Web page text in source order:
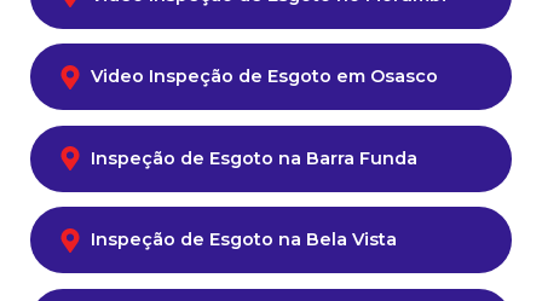
Video Inspeção de Esgoto em Osasco
Inspeção de Esgoto na Barra Funda
Inspeção de Esgoto na Bela Vista